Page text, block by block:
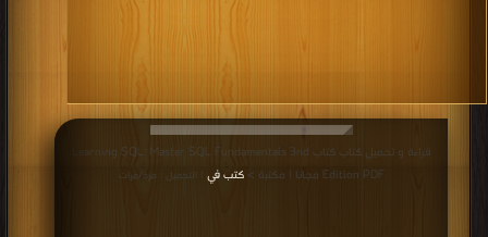
قراءة و تحميل كتاب كتاب Learning SQL: Master SQL Fundamentals 3nd
Edition PDF مجانا | مكتبة >
كتب في | التحميل : مرة/مرات